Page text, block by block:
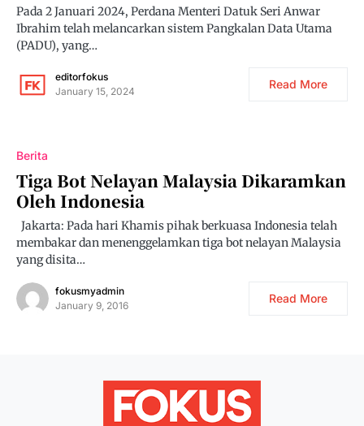
Pada 2 Januari 2024, Perdana Menteri Datuk Seri Anwar
Ibrahim telah melancarkan sistem Pangkalan Data Utama
(PADU), yang…
editorfokus
January 15, 2024
Read More
Berita
Tiga Bot Nelayan Malaysia Dikaramkan
Oleh Indonesia
Jakarta: Pada hari Khamis pihak berkuasa Indonesia telah
membakar dan menenggelamkan tiga bot nelayan Malaysia
yang disita…
fokusmyadmin
January 9, 2016
Read More